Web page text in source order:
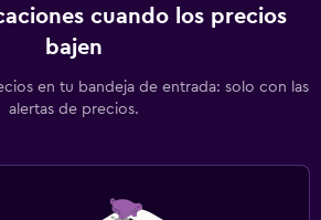
cuando los precios
bajen
en tu bandeja de entrada: solo con las
alertas de precios.